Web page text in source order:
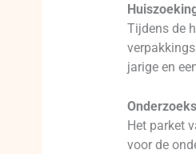
Tijdens de
jarige en
Het parket
voor de